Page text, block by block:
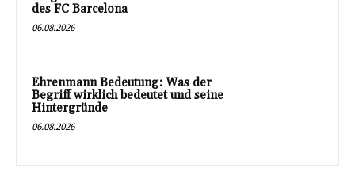
des FC Barcelona
06.08.2026
Ehrenmann Bedeutung: Was der
Begriff wirklich bedeutet und seine
Hintergründe
06.08.2026